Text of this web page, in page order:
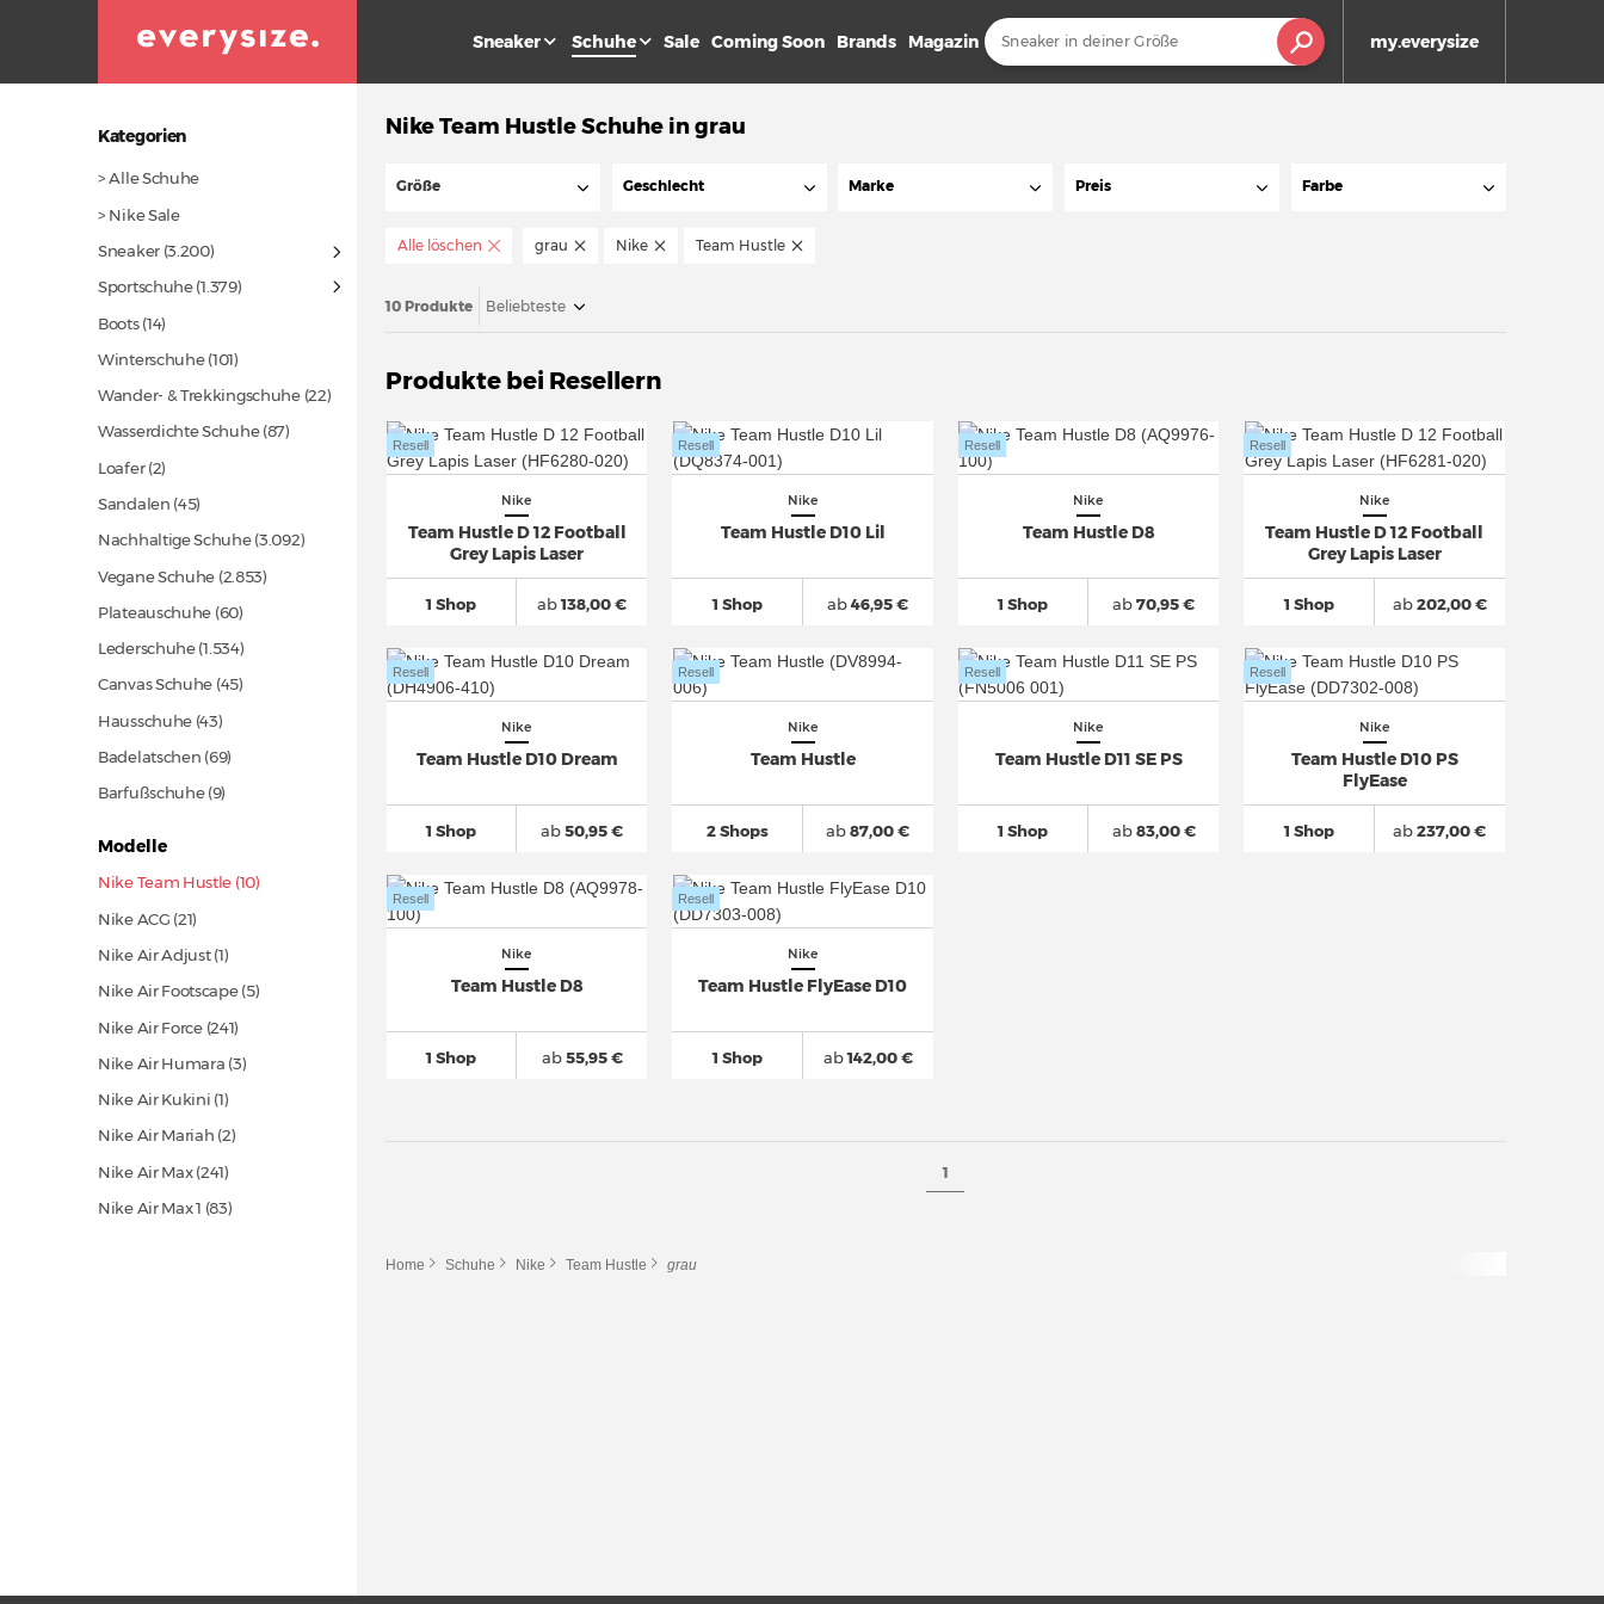
my.everysize
Sneaker Schuhe Sale Coming Soon Brands Magazin
Kategorien
> Alle Schuhe
> Nike Sale
Sneaker(3.200)
Sportschuhe(1.379)
Boots(14)
Winterschuhe(101)
Wander- & Trekkingschuhe(22)
Wasserdichte Schuhe(87)
Loafer (2)
Sandalen (45)
Nachhaltige Schuhe(3.092)
Vegane Schuhe (2.853)
Plateauschuhe (60)
Lederschuhe(1.534)
Canvas Schuhe (45)
Hausschuhe (43)
Badelatschen (69)
Barfußschuhe (9)
Modelle
Nike Team Hustle (10)
Nike ACG (21)
Nike Air Adjust (1)
Nike Air Footscape (5)
Nike Air Force(241)
Nike Air Humara (3)
Nike Air Kukini (1)
Nike Air Mariah (2)
Nike Air Max(241)
Nike Air Max 1 (83)
Nike Team Hustle Schuhe in grau
Größe Geschlecht Marke Preis Farbe
Alle löschen grau Nike Team Hustle
10 Produkte Beliebteste
Produkte bei Resellern
Nike
Team Hustle D 12 Football
Grey Lapis Laser
1 Shop
Resell
ab138,00 €
Nike
Team Hustle D10 Lil
1 Shop
Resell
ab46,95 €
Nike
Team Hustle D8
1 Shop
Resell
ab70,95 €
Nike
Team Hustle D 12 Football
Grey Lapis Laser
1 Shop
Resell
ab202,00 €
Nike
Team Hustle D10 Dream
1 Shop
Resell
ab50,95 €
Nike
Team Hustle
2 Shops
Resell
ab87,00 €
Nike
Team Hustle D11 SE PS
1 Shop
Resell
ab83,00 €
Nike
Team Hustle D10 PS
FlyEase
1 Shop
Resell
ab237,00 €
Nike
Team Hustle D8
1 Shop
Resell
ab55,95 €
Nike
Team Hustle FlyEase D10
1 Shop
Resell
ab142,00 €
1
Home Schuhe Nike Team Hustle grau